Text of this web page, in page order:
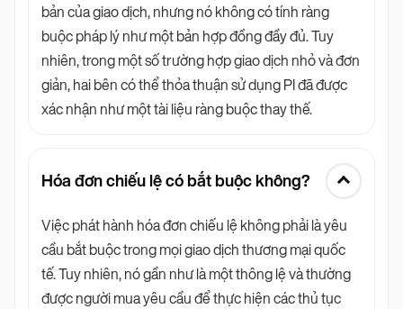
bản của giao dịch, nhưng nó không có tính ràng
buộc pháp lý như một bản hợp đồng đầy đủ. Tuy
nhiên, trong một số trường hợp giao dịch nhỏ và đơn
giản, hai bên có thể thỏa thuận sử dụng PI đã được
xác nhận như một tài liệu ràng buộc thay thế.
Hóa đơn chiếu lệ có bắt buộc không?
Việc phát hành hóa đơn chiếu lệ không phải là yêu
cầu bắt buộc trong mọi giao dịch thương mại quốc
tế. Tuy nhiên, nó gần như là một thông lệ và thường
được người mua yêu cầu để thực hiện các thủ tục